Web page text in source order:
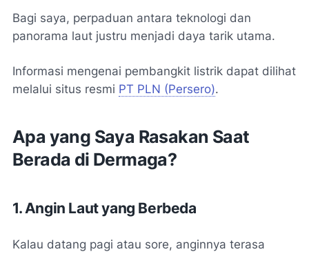
Bagi saya, perpaduan antara teknologi dan
panorama laut justru menjadi daya tarik utama.
Informasi mengenai pembangkit listrik dapat dilihat
melalui situs resmi PT PLN (Persero).
Apa yang Saya Rasakan Saat
Berada di Dermaga?
1. Angin Laut yang Berbeda
Kalau datang pagi atau sore, anginnya terasa